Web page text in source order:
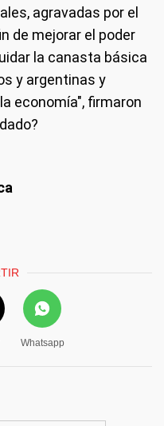
agravadas por el
de mejorar el poder
la canasta básica
y argentinas y
economía", firmaron
Whatsapp